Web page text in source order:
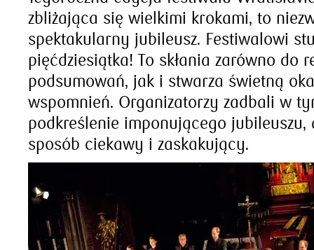
zbliżająca się wielkimi krokami, to
spektakularny jubileusz. Festiwalowi
pięćdziesiątka! To skłania zarówno do
podsumowań, jak i stwarza świetną
wspomnień. Organizatorzy zadbali w
podkreślenie imponującego
sposób ciekawy i zaskakujący.